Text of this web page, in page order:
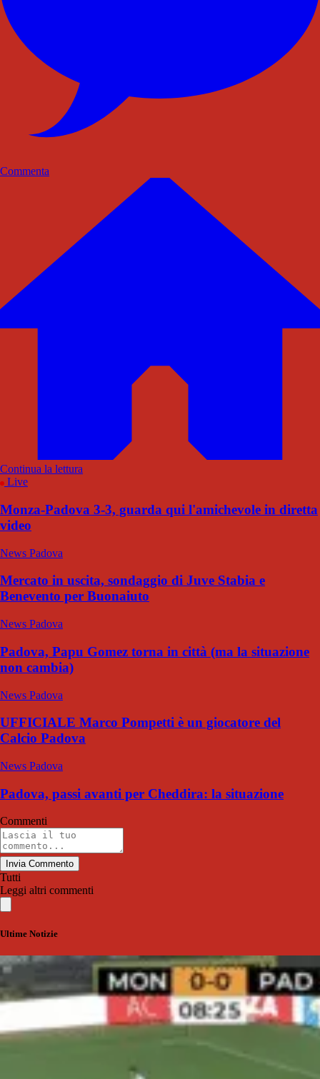
Commenta
Continua la lettura
Live
Monza-Padova 3-3, guarda qui l'amichevole in diretta
video
News Padova
Mercato in uscita, sondaggio di Juve Stabia e
Benevento per Buonaiuto
News Padova
Padova, Papu Gomez torna in città (ma la situazione
non cambia)
News Padova
UFFICIALE Marco Pompetti è un giocatore del
Calcio Padova
News Padova
Padova, passi avanti per Cheddira: la situazione
Commenti
Invia Commento
Tutti
Leggi altri commenti
Ultime Notizie